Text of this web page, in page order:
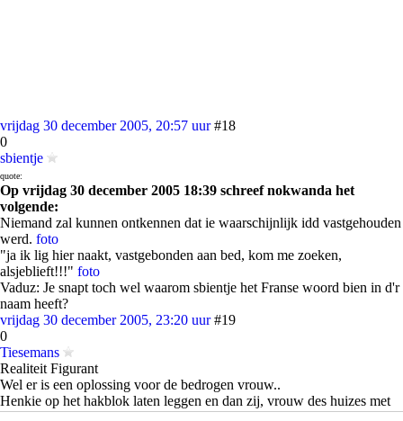
vrijdag 30 december 2005, 20:57 uur #18
0
sbientje
quote:
Op vrijdag 30 december 2005 18:39 schreef nokwanda het
volgende:
Niemand zal kunnen ontkennen dat ie waarschijnlijk idd vastgehouden
werd. foto
"ja ik lig hier naakt, vastgebonden aan bed, kom me zoeken,
alsjeblieft!!!" foto
Vaduz: Je snapt toch wel waarom sbientje het Franse woord bien in d'r
naam heeft?
vrijdag 30 december 2005, 23:20 uur #19
0
Tiesemans
Realiteit Figurant
Wel er is een oplossing voor de bedrogen vrouw..
Henkie op het hakblok laten leggen en dan zij, vrouw des huizes met
een hakmes ernaast gaan staan.